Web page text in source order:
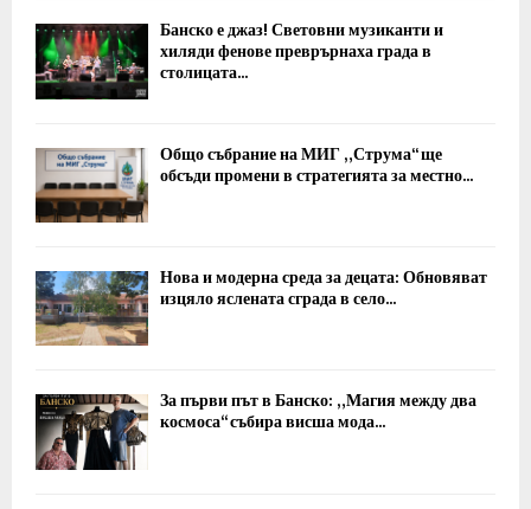
Банско е джаз! Световни музиканти и
хиляди фенове преврърнаха града в
столицата...
Общо събрание на МИГ „Струма“ ще
обсъди промени в стратегията за местно...
Нова и модерна среда за децата: Обновяват
изцяло яслената сграда в село...
За първи път в Банско: „Магия между два
космоса“ събира висша мода...